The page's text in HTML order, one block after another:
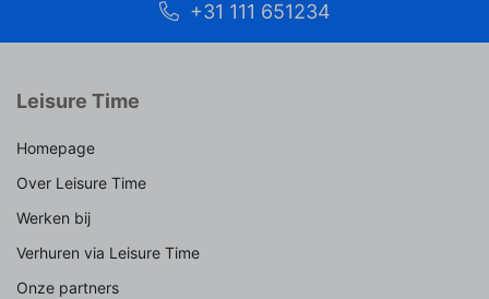
+31 111 651234
Leisure Time
Homepage
Over Leisure Time
Werken bij
Verhuren via Leisure Time
Onze partners